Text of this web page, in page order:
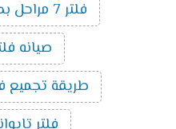
فلتر 7 مراحل بدون خزان وموتور
صيانه فلتر ٧
طريقة تجميع فلتر